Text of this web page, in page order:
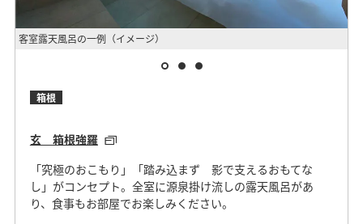
客室露天風呂の一例（イメージ）
箱根
玄 箱根強羅
「究極のおこもり」「踏み込まず 影で支えるおもてな
し」がコンセプト。全室に源泉掛け流しの露天風呂があ
り、食事もお部屋でお楽しみください。